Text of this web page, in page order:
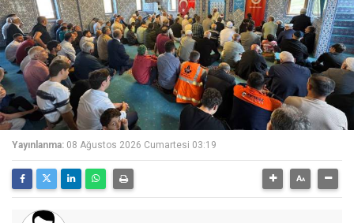
Yayınlanma: 08 Ağustos 2026 Cumartesi 03:19